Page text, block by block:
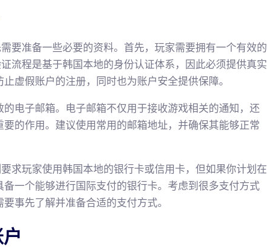
要准备一些必要的资料。首先，玩家需要拥有一个有效的
流程是基于韩国本地的身份认证体系，因此必须提供真实
虚假账户的注册，同时也为账户安全提供保障。
电子邮箱。电子邮箱不仅用于接收游戏相关的通知，还
的作用。建议使用常用的邮箱地址，并确保其能够正常
求玩家使用韩国本地的银行卡或信用卡，但如果你计划在
一个能够进行国际支付的银行卡。考虑到很多支付方式
事先了解并准备合适的支付方式。